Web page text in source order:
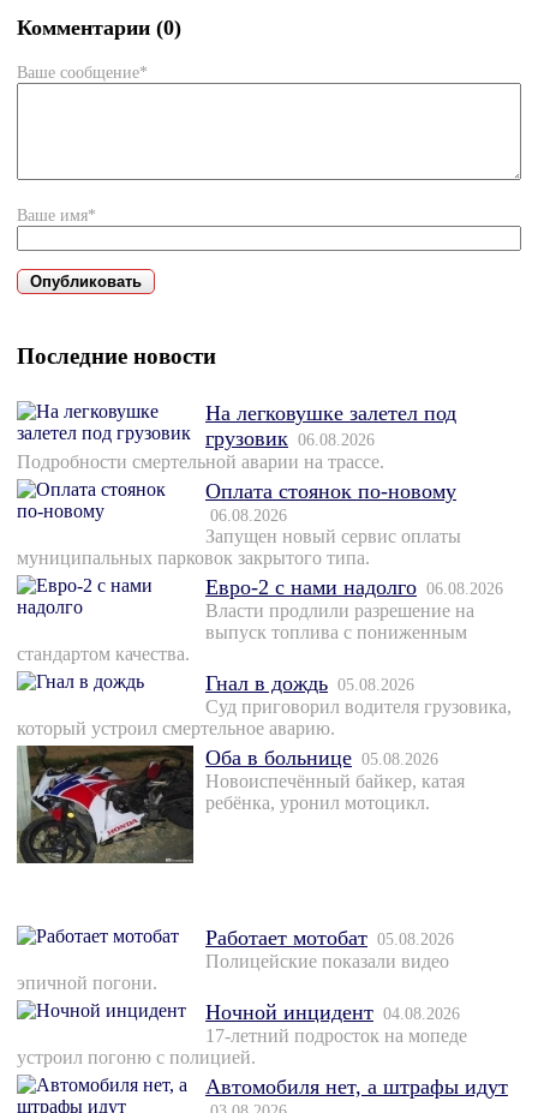
Комментарии (0)
Ваше сообщение*
Ваше имя*
Последние новости
На легковушке залетел под
грузовик 06.08.2026
Подробности смертельной аварии на трассе.
Оплата стоянок по-новому
06.08.2026
Запущен новый сервис оплаты
муниципальных парковок закрытого типа.
Евро-2 с нами надолго 06.08.2026
Власти продлили разрешение на
выпуск топлива с пониженным
стандартом качества.
Гнал в дождь 05.08.2026
Суд приговорил водителя грузовика,
который устроил смертельное аварию.
Оба в больнице 05.08.2026
Новоиспечённый байкер, катая
ребёнка, уронил мотоцикл.
Работает мотобат 05.08.2026
Полицейские показали видео
эпичной погони.
Ночной инцидент 04.08.2026
17-летний подросток на мопеде
устроил погоню с полицией.
Автомобиля нет, а штрафы идут